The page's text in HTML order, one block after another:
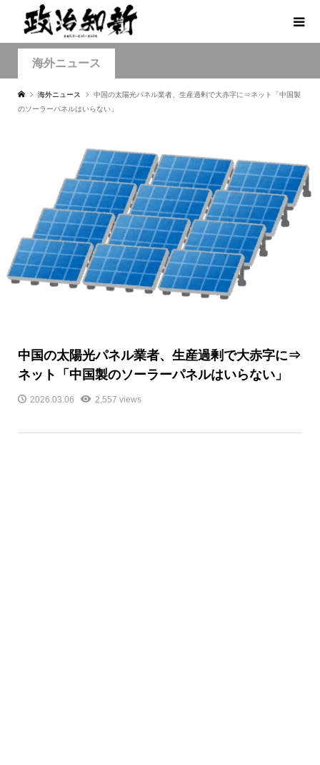
海外ニュース
海外ニュース
中国の太陽光パネル業者、生産過剰で大赤字に⇒ネット「中国製
のソーラーパネルはいらない」
中国の太陽光パネル業者、生産過剰で大赤字に⇒
ネット「中国製のソーラーパネルはいらない」
2026.03.06 2,557 views